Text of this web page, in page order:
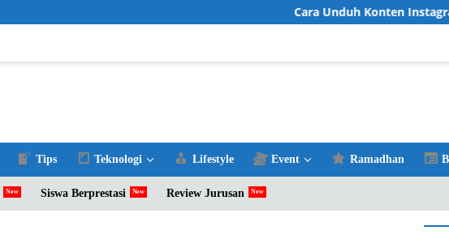
Cara Unduh Konten
Tips Teknologi Lifestyle Event Ramadhan
Siswa Berprestasi Review Jurusan